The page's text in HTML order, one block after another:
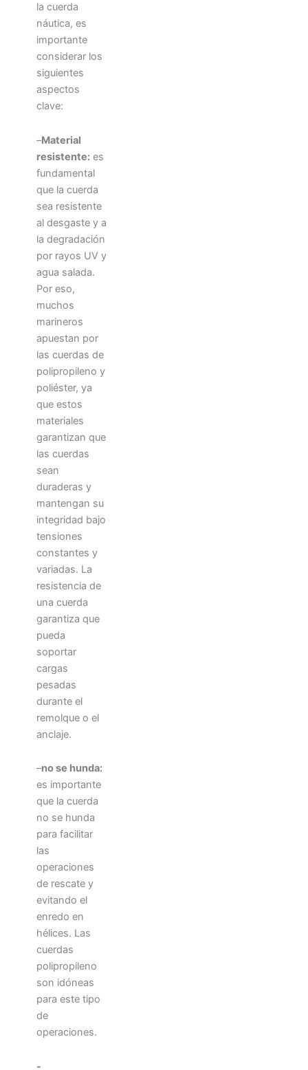
la cuerda
náutica, es
importante
considerar los
siguientes
aspectos
clave:
–Material
resistente:es
fundamental
que la cuerda
sea resistente
al desgaste y a
la degradación
por rayos UV y
agua salada.
Por eso,
muchos
marineros
apuestan por
las cuerdas de
polipropileno y
poliéster, ya
que estos
materiales
garantizan que
las cuerdas
sean
duraderas y
mantengan su
integridad bajo
tensiones
constantes y
variadas. La
resistencia de
una cuerda
garantiza que
pueda
soportar
cargas
pesadas
durante el
remolque o el
anclaje.
–no se hunda:
es importante
que la cuerda
no se hunda
para facilitar
las
operaciones
de rescate y
evitando el
enredo en
hélices. Las
cuerdas
polipropileno
son idóneas
para este tipo
de
operaciones.
-